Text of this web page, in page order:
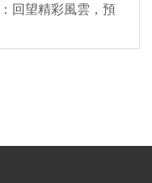
回望精彩風雲，預